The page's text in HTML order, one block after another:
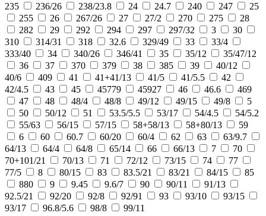
235
236/26 238/23.8 24 24.7 240 247
25
255
26 267/26 27 27/2 270 275
28
282
29 292 294 297 297/32 3
30
310
314/31 318 32.6 329/49 33
33/4
333/40
34 340/26 346/41 35 35/12
35/47/12
36
37 370 379 38 385 39
40/12
40/6
409 41 41+41/13 41/5 41/5.5
42
42/4.5
43 45 45779 45927 46 46.6
469
47
48 48/4 48/8 49/12 49/15 49/8
5
50
50/12 51 53.5/5.5 53/17 54/4.5
54/5.2
55/63
56/15 57/15 58+58/13 58+80/13
59
6
60 60.7 60/20 60/4 62 63
63/9.7
64/13
64/4 64/8 65/14 66 66/13 7
70
70+101/21
70/13 71 72/12 73/15 74
77
77/5
8 80/15 83 83.5/21 83/21 84/15
85
880
9 9.45 9.6/7 90 90/11
91/13
92.5/21
92/20 92/8 92/91 93 93/10
93/15
93/17
96.8/5.6 98/8
99/11